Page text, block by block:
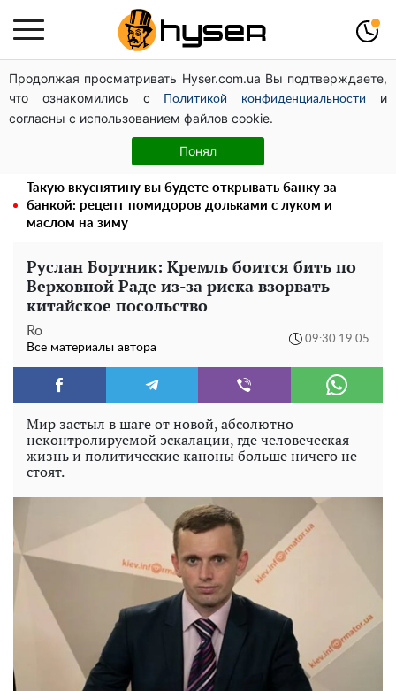
Продолжая просматривать Hyser.com.ua Вы подтверждаете,
что ознакомились с
Политикой конфиденциальности
и
согласны с использованием файлов cookie.
Понял
Дроны с наценкой: Александр Конотопский вывел
миллионы оборонного бюджета через фиктивную
фирму в Эстонии
Елена Тополя слив видео – это далеко не все:
фронтмен "Антитела" Тарас Тополя стал следующим
Такую вкуснятину вы будете открывать банку за
банкой: рецепт помидоров дольками с луком и
маслом на зиму
Руслан Бортник: Кремль боится бить по
Верховной Раде из-за риска взорвать
китайское посольство
Ro
Все материалы автора
09:30 19.05
Мир застыл в шаге от новой, абсолютно
неконтролируемой эскалации, где человеческая
жизнь и политические каноны больше ничего не
стоят.